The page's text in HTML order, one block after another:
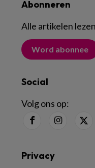
Abonneren
Alle artikelen lezen
Word abonnee
Social
Volg ons op:
Privacy